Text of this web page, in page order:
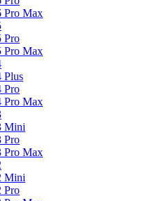
Pro Max
Pro
Pro Max
Plus
Pro
Pro Max
Mini
Pro
Pro Max
Mini
Pro